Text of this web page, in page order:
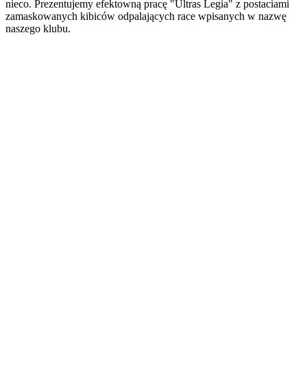
nieco. Prezentujemy efektowną pracę "Ultras Legia" z postaciami
zamaskowanych kibiców odpalających race wpisanych w nazwę
naszego klubu.